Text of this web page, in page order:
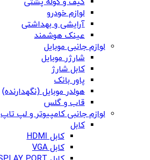
لوازم خودرو
آرایشی و بهداشتی
عینک هوشمند
لوازم جانبی موبایل
شارژر موبایل
کابل شارژ
پاور بانک
هولدر موبایل (نگهدارنده)
قاب و گلس
لوازم جانبی کامپیوتر و لپ تاپ
کابل
کابل HDMI
کابل VGA